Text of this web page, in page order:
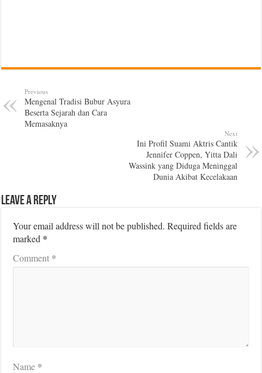
Previous
Mengenal Tradisi Bubur Asyura
Beserta Sejarah dan Cara
Memasaknya
Next
Ini Profil Suami Aktris Cantik
Jennifer Coppen, Yitta Dali
Wassink yang Diduga Meninggal
Dunia Akibat Kecelakaan
Leave a Reply
Your email address will not be published. Required fields are
marked *
Comment *
Name *